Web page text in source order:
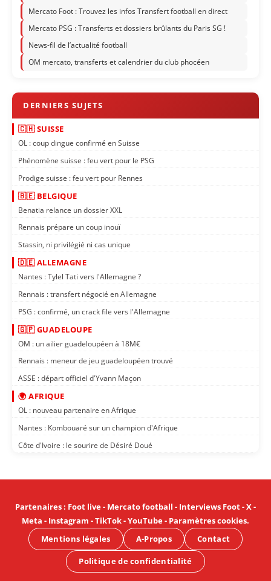
Mercato Foot : Trouvez les infos Transfert football en direct
Mercato PSG : Transferts et dossiers brûlants du Paris SG !
News-fil de l’actualité football
OM mercato, transferts et calendrier du club phocéen
🇨🇭 SUISSE
OL : coup dingue confirmé en Suisse
Phénomène suisse : feu vert pour le PSG
Prodige suisse : feu vert pour Rennes
🇧🇪 BELGIQUE
Benatia relance un dossier XXL
Rennais prépare un coup inouï
Stassin, ni privilégié ni cas unique
🇩🇪 ALLEMAGNE
Nantes : Tylel Tati vers l'Allemagne ?
Rennais : transfert négocié en Allemagne
PSG : confirmé, un crack file vers l'Allemagne
🇬🇵 GUADELOUPE
OM : un ailier guadeloupéen à 18M€
Rennais : meneur de jeu guadeloupéen trouvé
ASSE : départ officiel d'Yvann Maçon
🌍 AFRIQUE
OL : nouveau partenaire en Afrique
Nantes : Kombouaré sur un champion d'Afrique
Côte d'Ivoire : le sourire de Désiré Doué
Partenaires: Foot live- Mercato football - Interviews Foot-X-
Meta - Instagram -TikTok-YouTube- Paramètres cookies.
Mentions légales
A-Propos Contact
Politique de confidentialité